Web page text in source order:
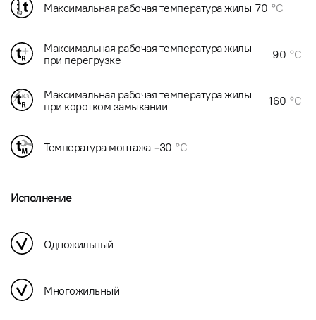
Максимальная рабочая температура жилы 70 °C
Максимальная рабочая температура жилы
при перегрузке
90 °C
Максимальная рабочая температура жилы
при коротком замыкании
160 °C
Температура монтажа -30 °C
Исполнение
Одножильный
Многожильный